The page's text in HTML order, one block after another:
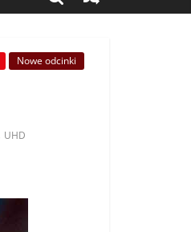
Nowe odcinki
UHD